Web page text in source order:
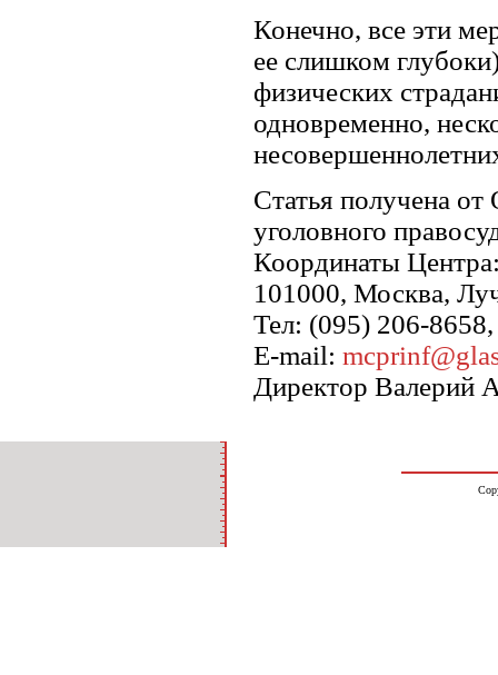
Конечно, все эти
ее слишком
физических
одновременно,
Статья получена
уголовного
Координаты
101000, Москва,
Тел: (095) 206-
E-mail:
Директор Валерий